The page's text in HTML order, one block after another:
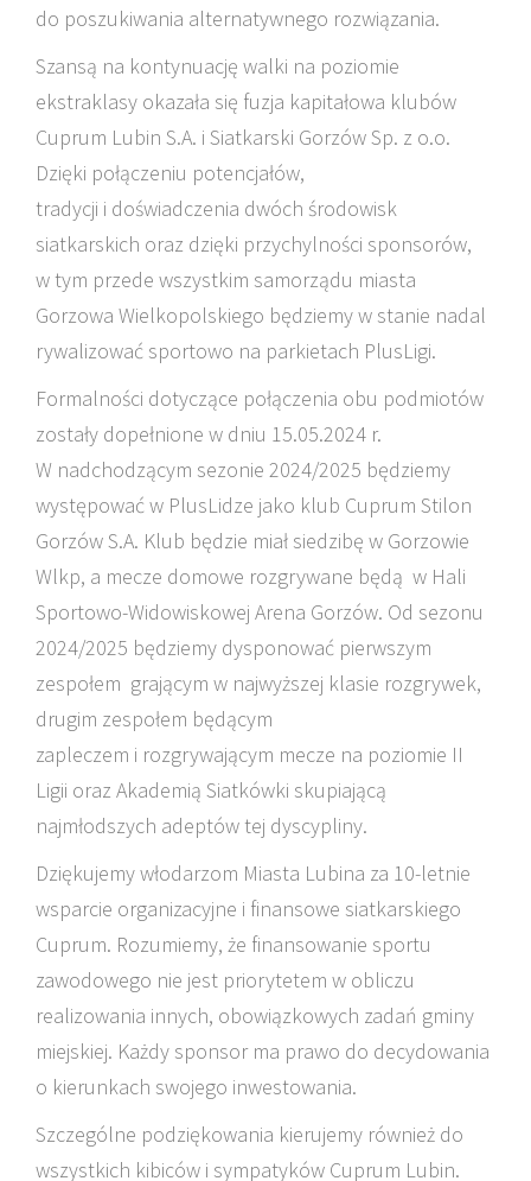
do poszukiwania alternatywnego rozwiązania.
Szansą na kontynuację walki na poziomie
ekstraklasy okazała się fuzja kapitałowa klubów
Cuprum Lubin S.A. i Siatkarski Gorzów Sp. z o.o.
Dzięki połączeniu potencjałów,
tradycji i doświadczenia dwóch środowisk
siatkarskich oraz dzięki przychylności sponsorów,
w tym przede wszystkim samorządu miasta
Gorzowa Wielkopolskiego będziemy w stanie nadal
rywalizować sportowo na parkietach PlusLigi.
Formalności dotyczące połączenia obu podmiotów
zostały dopełnione w dniu 15.05.2024 r.
W nadchodzącym sezonie 2024/2025 będziemy
występować w PlusLidze jako klub Cuprum Stilon
Gorzów S.A. Klub będzie miał siedzibę w Gorzowie
Wlkp, a mecze domowe rozgrywane będą w Hali
Sportowo-Widowiskowej Arena Gorzów. Od sezonu
2024/2025 będziemy dysponować pierwszym
zespołem grającym w najwyższej klasie rozgrywek,
drugim zespołem będącym
zapleczem i rozgrywającym mecze na poziomie II
Ligii oraz Akademią Siatkówki skupiającą
najmłodszych adeptów tej dyscypliny.
Dziękujemy włodarzom Miasta Lubina za 10-letnie
wsparcie organizacyjne i finansowe siatkarskiego
Cuprum. Rozumiemy, że finansowanie sportu
zawodowego nie jest priorytetem w obliczu
realizowania innych, obowiązkowych zadań gminy
miejskiej. Każdy sponsor ma prawo do decydowania
o kierunkach swojego inwestowania.
Szczególne podziękowania kierujemy również do
wszystkich kibiców i sympatyków Cuprum Lubin.